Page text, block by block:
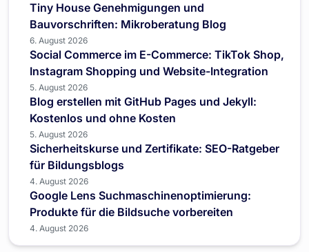
Tiny House Genehmigungen und
Bauvorschriften: Mikroberatung Blog
6. August 2026
Social Commerce im E-Commerce: TikTok Shop,
Instagram Shopping und Website-Integration
5. August 2026
Blog erstellen mit GitHub Pages und Jekyll:
Kostenlos und ohne Kosten
5. August 2026
Sicherheitskurse und Zertifikate: SEO-Ratgeber
für Bildungsblogs
4. August 2026
Google Lens Suchmaschinenoptimierung:
Produkte für die Bildsuche vorbereiten
4. August 2026